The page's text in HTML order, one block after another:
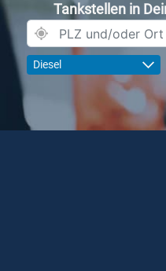
Tankstellen in
Diesel